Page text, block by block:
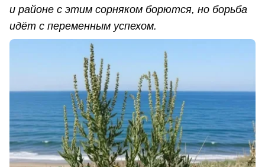
и районе с этим сорняком борются, но борьба
идёт с переменным успехом.